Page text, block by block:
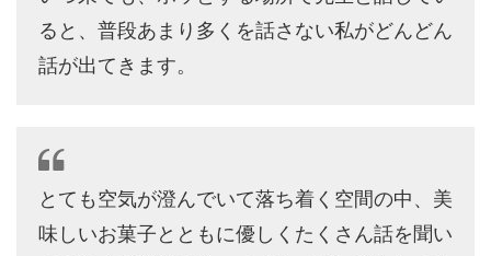
ると、普段あまり多くを話さない私がどんどん
話が出てきます。
とても空気が澄んでいて落ち着く空間の中、美
味しいお菓子とともに優しくたくさん話を聞い